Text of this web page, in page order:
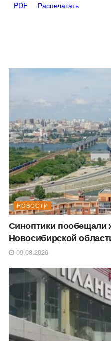
PDF Распечатать
НОВОСТИ
Синоптики пообещали
Новосибирской
09.08.2026